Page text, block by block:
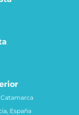
Catamarca
España